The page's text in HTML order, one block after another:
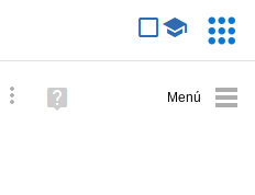
Búsqueda avanzada
Ayuda
(en